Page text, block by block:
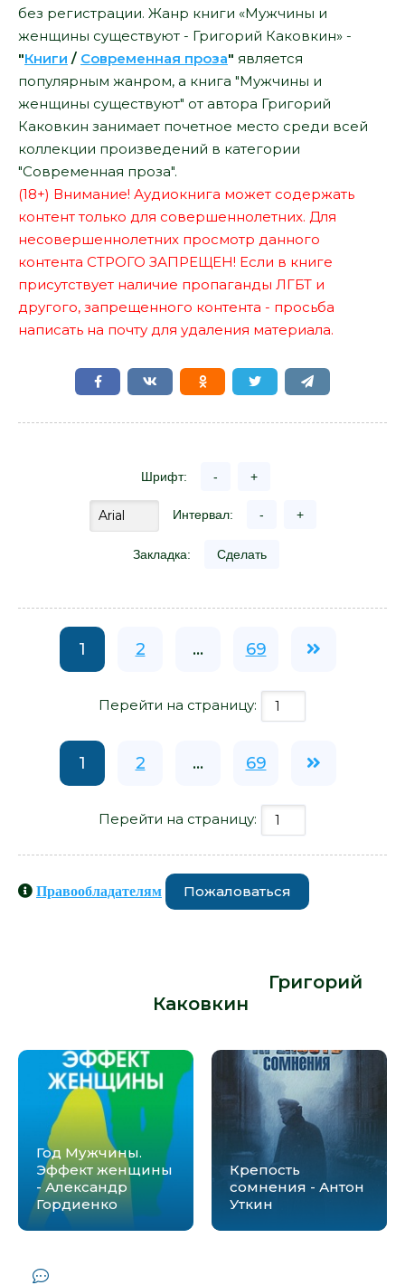
без регистрации. Жанр книги «Мужчины и
женщины существуют - Григорий Каковкин» -
"Книги / Современная проза" является
популярным жанром, а книга "Мужчины и
женщины существуют" от автора Григорий
Каковкин занимает почетное место среди всей
коллекции произведений в категории
"Современная проза".
(18+) Внимание! Аудиокнига может содержать
контент только для совершеннолетних. Для
несовершеннолетних просмотр данного
контента СТРОГО ЗАПРЕЩЕН! Если в книге
присутствует наличие пропаганды ЛГБТ и
другого, запрещенного контента - просьба
написать на почту для удаления материала.
Шрифт: - +
Интервал: - +
Закладка: Сделать
1 2 ... 69
Перейти на страницу:
1 2 ... 69
Перейти на страницу:
Правообладателям Пожаловаться
Григорий
Каковкин
Год Мужчины.
Эффект женщины
- Александр
Гордиенко
Крепость
сомнения - Антон
Уткин